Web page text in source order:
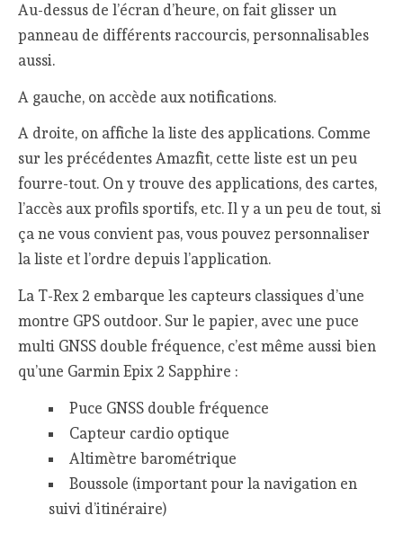
Au-dessus de l’écran d’heure, on fait glisser un
panneau de différents raccourcis, personnalisables
aussi.
A gauche, on accède aux notifications.
A droite, on affiche la liste des applications. Comme
sur les précédentes Amazfit, cette liste est un peu
fourre-tout. On y trouve des applications, des cartes,
l’accès aux profils sportifs, etc. Il y a un peu de tout, si
ça ne vous convient pas, vous pouvez personnaliser
la liste et l’ordre depuis l’application.
La T-Rex 2 embarque les capteurs classiques d’une
montre GPS outdoor. Sur le papier, avec une puce
multi GNSS double fréquence, c’est même aussi bien
qu’une Garmin Epix 2 Sapphire :
Puce GNSS double fréquence
Capteur cardio optique
Altimètre barométrique
Boussole (important pour la navigation en
suivi d’itinéraire)